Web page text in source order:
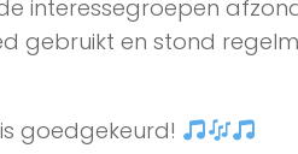
interessegroepen
gebruikt en stond
goedgekeurd!